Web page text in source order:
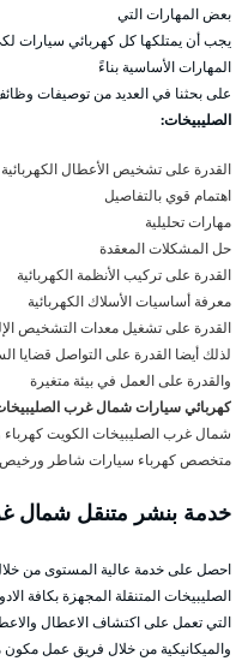
بعض المهارات التي
يجب أن يمتلكها كل كهربائي سيارات
المهارات الأساسية بناءً
على بحثنا في العديد من توصيفات
الصليبيخات:
القدرة على تشخيص الأعطال
اهتمام قوي بالتفاصيل
مهارات تحليلية
حل المشكلات المعقدة
القدرة على تركيب الأنظمة الكهربائية
معرفة أساسيات الأسلاك الكهربائية
القدرة على تشغيل معدات التشخيص
لذلك أيضا القدرة على التواصل قضايا
والقدرة على العمل في بيئة متغيرة
كهربائي سيارات شمال غرب
شمال غرب الصليبيخات الكويت
متخصص كهرباء سيارات شاطر ورخيص
خدمة بنشر متنقل شمال
احصل على خدمة عالية المستوى من
الصليبيخات المتنقلة المجهزة بكافة
التي تعمل على اكتشاف الاعطال
والميكانيكية من خلال فريق عمل مكون